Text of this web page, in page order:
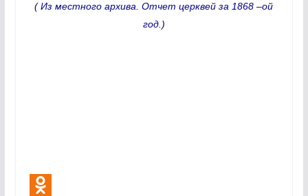
( Из местного архива. Отчет церквей за 1868 –ой
год.)